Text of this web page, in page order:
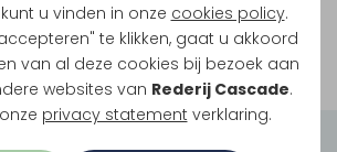
u vinden in onze cookies policy.
te klikken, gaat u akkoord
van al deze cookies bij bezoek aan
websites van Rederij Cascade.
privacy statement verklaring.
onze rondvaarten